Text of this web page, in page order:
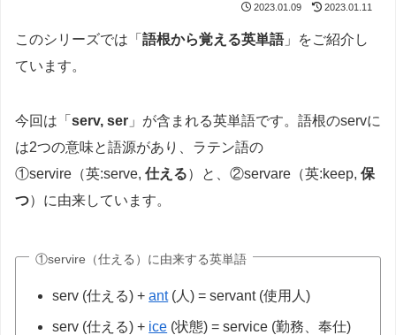
2023.01.09 2023.01.11
このシリーズでは「 語根から覚える英単語」をご紹介し
ています。
今回は「 serv, ser 」が含まれる英単語です。語根のservに
は2つの意味と語源があり、ラテン語の
①servire（英:serve, 仕える）と、②servare（英:keep, 保
つ）に由来しています。
①servire（仕える）に由来する英単語
serv (仕える) +ant(人) = servant (使用人)
serv (仕える) + ice (状態) = service (勤務、奉仕)